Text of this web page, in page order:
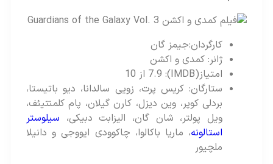
کارگردان:جیمز گان
ژانر: کمدی و اکشن
امتیاز(IMDB): 7.9 از 10
ستارگان: کریس پرت، زویی سالدانا، دیو باتیستا،
بردلی کوپر، وین دیزل، کارن گیلان، پام کلمنتیئف،
ویل پولتر، شان گان، الیزابت دبیکی،سیلوستر
استالونه، ماریا باکالوا، چاکوودی ایووجی و دانیلا
ملچیور